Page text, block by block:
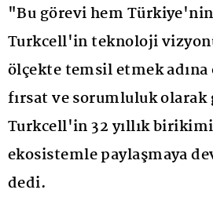
"Bu görevi hem
Turkcell'in teknoloji
ölçekte temsil etmek
fırsat ve sorumluluk olarak
Turkcell'in 32 yıllık
ekosistemle paylaşmaya
dedi.